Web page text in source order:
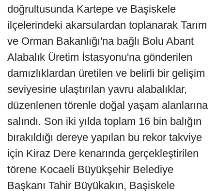
doğrultusunda Kartepe ve Başiskele
ilçelerindeki akarsulardan toplanarak Tarım
ve Orman Bakanlığı'na bağlı Bolu Abant
Alabalık Üretim İstasyonu'na gönderilen
damızlıklardan üretilen ve belirli bir gelişim
seviyesine ulaştırılan yavru alabalıklar,
düzenlenen törenle doğal yaşam alanlarına
salındı. Son iki yılda toplam 16 bin balığın
bırakıldığı dereye yapılan bu rekor takviye
için Kiraz Dere kenarında gerçekleştirilen
törene Kocaeli Büyükşehir Belediye
Başkanı Tahir Büyükakın, Başiskele